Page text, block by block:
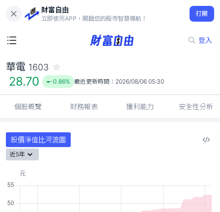
財富自由
立即使用APP，開啟您的股市智慧導航！
打開
登入
28.70
-0.86%
華電 1603
28.70 -0.86% 最近更新時間： 2026/08/06 05:30
個股概覽 財務報表 獲利能力 安全性分析
股價淨值比河流圖
近5年